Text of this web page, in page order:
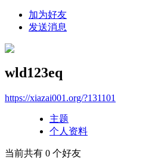
加为好友
发送消息
wld123eq
https://xiazai001.org/?131101
主题
个人资料
当前共有 0 个好友